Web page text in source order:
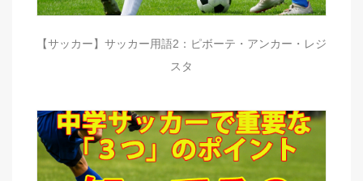
【サッカー】サッカー用語2：ピボーテ・アンカー・レジ
スタ